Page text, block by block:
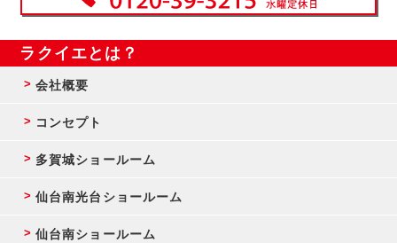
ラクイエとは？
会社概要
コンセプト
多賀城ショールーム
仙台南光台ショールーム
仙台南ショールーム